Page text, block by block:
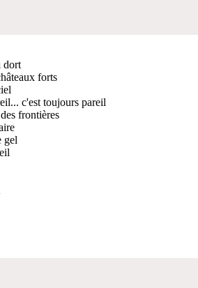
dort
forts
c'est toujours pareil
frontières
gel